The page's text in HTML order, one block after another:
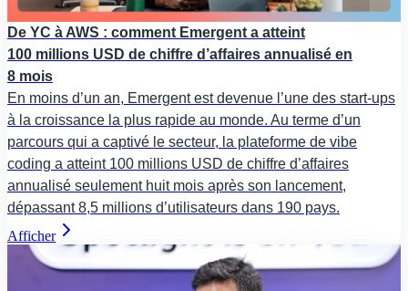
De YC à AWS : comment Emergent a atteint
100 millions USD de chiffre d’affaires annualisé en
8 mois
En moins d’un an, Emergent est devenue l’une des start-ups
à la croissance la plus rapide au monde. Au terme d’un
parcours qui a captivé le secteur, la plateforme de vibe
coding a atteint 100 millions USD de chiffre d’affaires
annualisé seulement huit mois après son lancement,
dépassant 8,5 millions d’utilisateurs dans 190 pays.
Afficher